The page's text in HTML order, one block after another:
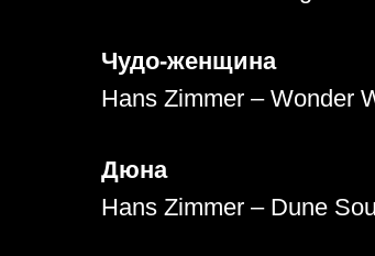
Чудо-женщина
Hans Zimmer – Wonder
Дюна
Hans Zimmer – Dune